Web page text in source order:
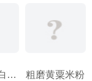
高筋小麦白面粉 粗磨黄粟米粉